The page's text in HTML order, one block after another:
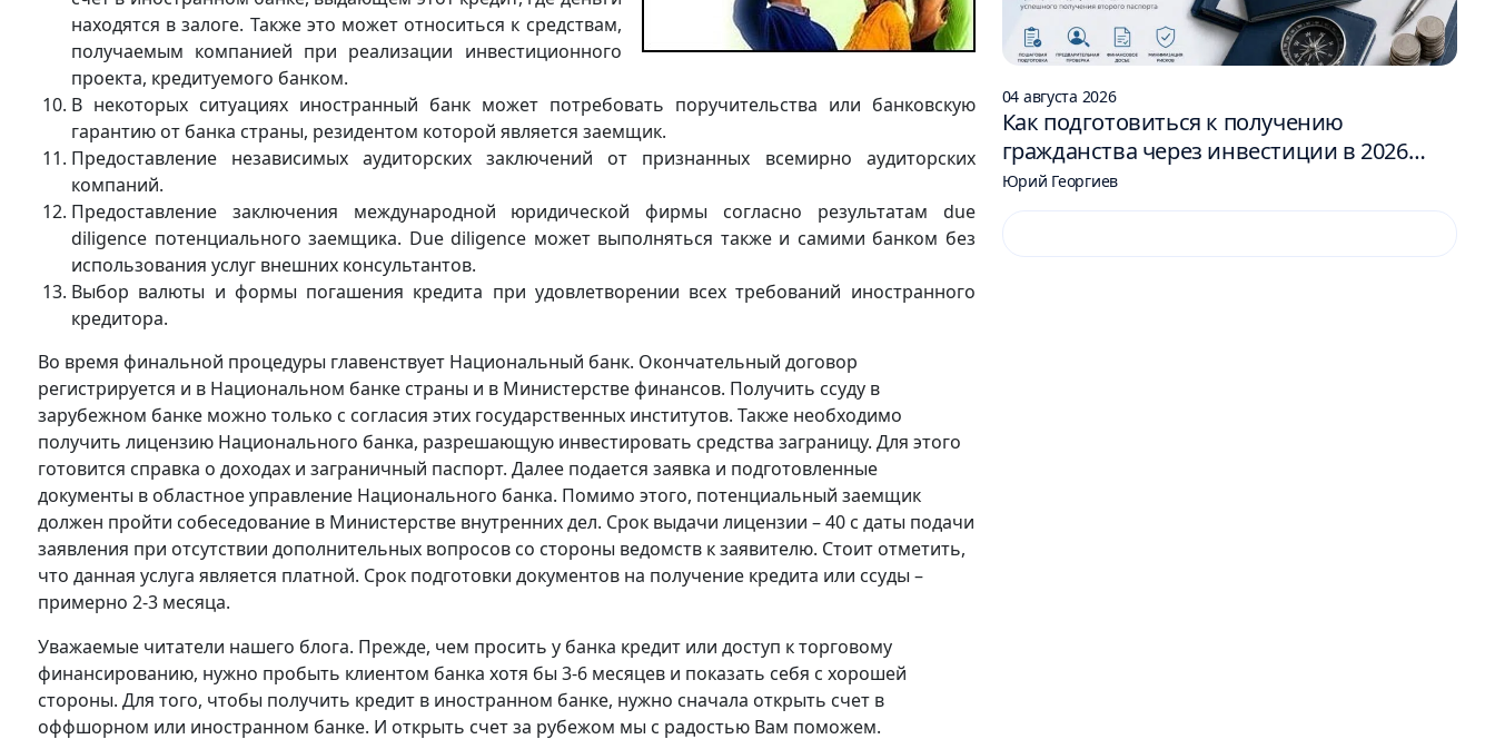
находятся в залоге. Также это может относиться к средствам,
получаемым компанией при реализации инвестиционного
проекта, кредитуемого банком.
В некоторых ситуациях иностранный банк может потребовать поручительства или банковскую
гарантию от банка страны, резидентом которой является заемщик.
Предоставление независимых аудиторских заключений от признанных всемирно аудиторских
компаний.
Предоставление заключения международной юридической фирмы согласно результатам due
diligence потенциального заемщика. Due diligence может выполняться также и самими банком без
использования услуг внешних консультантов.
Выбор валюты и формы погашения кредита при удовлетворении всех требований иностранного
кредитора.
Во время финальной процедуры главенствует Национальный банк. Окончательный договор
регистрируется и в Национальном банке страны и в Министерстве финансов. Получить ссуду в
зарубежном банке можно только с согласия этих государственных институтов. Также необходимо
получить лицензию Национального банка, разрешающую инвестировать средства заграницу. Для этого
готовится справка о доходах и заграничный паспорт. Далее подается заявка и подготовленные
документы в областное управление Национального банка. Помимо этого, потенциальный заемщик
должен пройти собеседование в Министерстве внутренних дел. Срок выдачи лицензии – 40 с даты подачи
заявления при отсутствии дополнительных вопросов со стороны ведомств к заявителю. Стоит отметить,
что данная услуга является платной. Срок подготовки документов на получение кредита или ссуды –
примерно 2-3 месяца.
Уважаемые читатели нашего блога. Прежде, чем просить у банка кредит или доступ к торговому
финансированию, нужно пробыть клиентом банка хотя бы 3-6 месяцев и показать себя с хорошей
стороны. Для того, чтобы получить кредит в иностранном банке, нужно сначала открыть счет в
оффшорном или иностранном банке. И открыть счет за рубежом мы с радостью Вам поможем.
04 августа 2026
Как подготовиться к получению
гражданства через инвестиции в 2026
году: 6 шагов
Юрий Георгиев